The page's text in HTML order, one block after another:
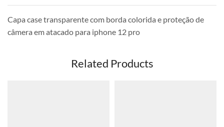
Capa case transparente com borda colorida e proteção de
câmera em atacado para iphone 12 pro
Related Products